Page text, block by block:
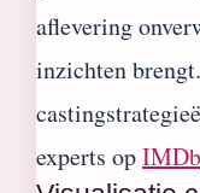
aflevering
inzichten
experts opIMDb